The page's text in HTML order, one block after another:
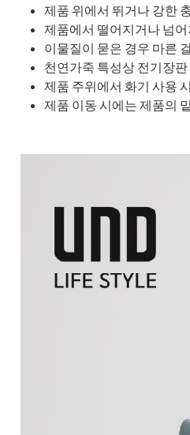
제품 위에서 뛰거나 강한
제품에서 떨어지거나 넘
이물질이 묻은 경우 마른
천연가죽 특성상 전기장
제품 주위에서 화기 사용
제품 이동 시에는 제품의